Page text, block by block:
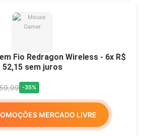
Fio Redragon Wireless - 6x R$
52,15 sem juros
-35%
MERCADO LIVRE